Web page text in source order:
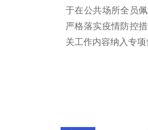
于在公共场所全员
严格落实疫情防控
关工作内容纳入专项